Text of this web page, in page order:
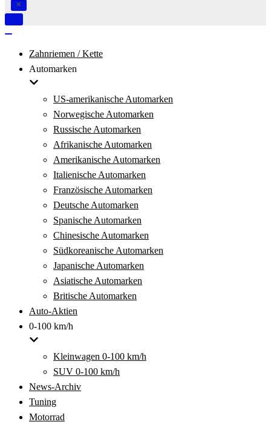
Navigation
Zahnriemen / Kette
Automarken
US-amerikanische Automarken
Norwegische Automarken
Russische Automarken
Afrikanische Automarken
Amerikanische Automarken
Italienische Automarken
Französische Automarken
Deutsche Automarken
Spanische Automarken
Chinesische Automarken
Südkoreanische Automarken
Japanische Automarken
Asiatische Automarken
Britische Automarken
Auto-Aktien
0-100 km/h
Kleinwagen 0-100 km/h
SUV 0-100 km/h
News-Archiv
Tuning
Motorrad